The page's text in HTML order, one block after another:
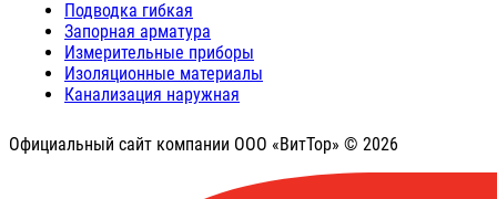
Подводка гибкая
Запорная арматура
Измерительные приборы
Изоляционные материалы
Канализация наружная
Официальный сайт компании ООО «ВитТор» © 2026